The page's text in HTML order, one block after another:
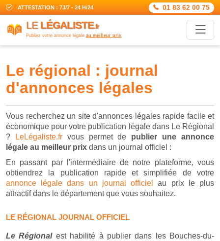
ATTESTATION : 7J/7 - 24 H/24 01 83 62 00 75
LE LÉGALISTE.fr
Publiez votre annonce légale au meilleur prix
le régional : journal
d'annonces légales
Vous recherchez un site d'annonces légales rapide facile et
économique pour votre publication légale dans Le Régional
?
LeLégaliste.frvous permet de publier une annonce
légale au meilleur prix dans un journal officiel :
En passant par l'intermédiaire de notre plateforme, vous
obtiendrez la publication rapide et simplifiée de votre
annonce légale dans un journal officiel
au prix le plus
attractif dans le département que vous souhaitez.
LE RÉGIONAL JOURNAL OFFICIEL
Le Régional est habilité à publier dans les Bouches-du-